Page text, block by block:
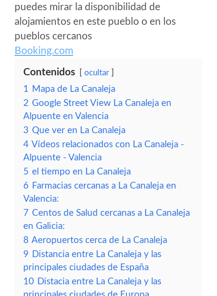
puedes mirar la disponibilidad de
alojamientos en este pueblo o en los
pueblos cercanos
Booking.com
Contenidos ocultar
1 Mapa de La Canaleja
2 Google Street View La Canaleja en
Alpuente en Valencia
3 Que ver en La Canaleja
4 Vídeos relacionados con La Canaleja -
Alpuente - Valencia
5 el tiempo en La Canaleja
6 Farmacias cercanas a La Canaleja en
Valencia:
7 Centos de Salud cercanas a La Canaleja
en Galicia:
8 Aeropuertos cerca de La Canaleja
9 Distancia entre La Canaleja y las
principales ciudades de España
10 Distacia entre La Canaleja y las